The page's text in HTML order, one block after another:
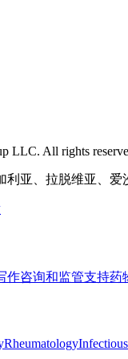
LLC. All rights
利亚、拉脱维亚、
作咨询和监管支持药
Rheumatology